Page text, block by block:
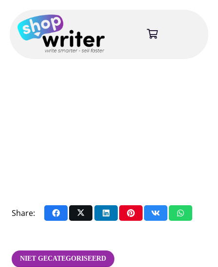
Share:
NIET GECATEGORISEERD